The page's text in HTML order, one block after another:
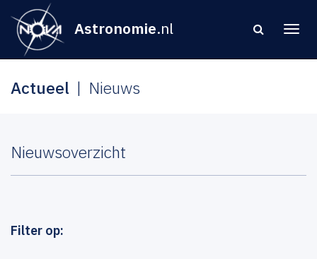
Astronomie.nl
Actueel Nieuws
Nieuwsoverzicht
Filter op: